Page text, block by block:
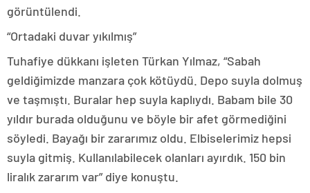
görüntülendi.
“Ortadaki duvar yıkılmış”
Tuhafiye dükkanı işleten Türkan Yılmaz, “Sabah
geldiğimizde manzara çok kötüydü. Depo suyla dolmuş
ve taşmıştı. Buralar hep suyla kaplıydı. Babam bile 30
yıldır burada olduğunu ve böyle bir afet görmediğini
söyledi. Bayağı bir zararımız oldu. Elbiselerimiz hepsi
suyla gitmiş. Kullanılabilecek olanları ayırdık. 150 bin
liralık zararım var” diye konuştu.